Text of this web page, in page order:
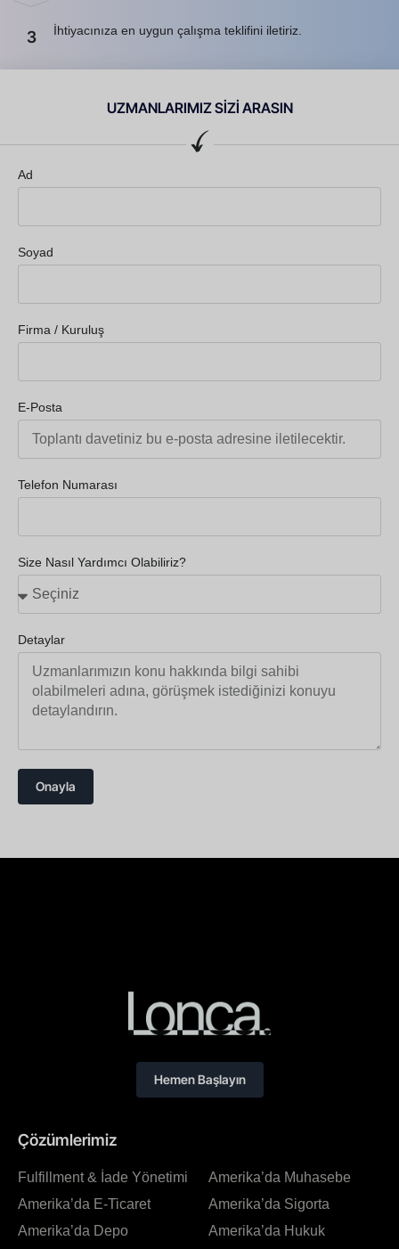
3 İhtiyacınıza en uygun çalışma teklifini iletiriz.
UZMANLARIMIZ SİZİ ARASIN
Ad
Soyad
Firma / Kuruluş
E-Posta
Telefon Numarası
Size Nasıl Yardımcı Olabiliriz?
Detaylar
Onayla
Çözümlerimiz
Fulfillment & İade Yönetimi
Amerika’da E-Ticaret
Amerika’da Depo
Amerika’da Muhasebe
Amerika’da Sigorta
Amerika’da Hukuk
Hemen Başlayın